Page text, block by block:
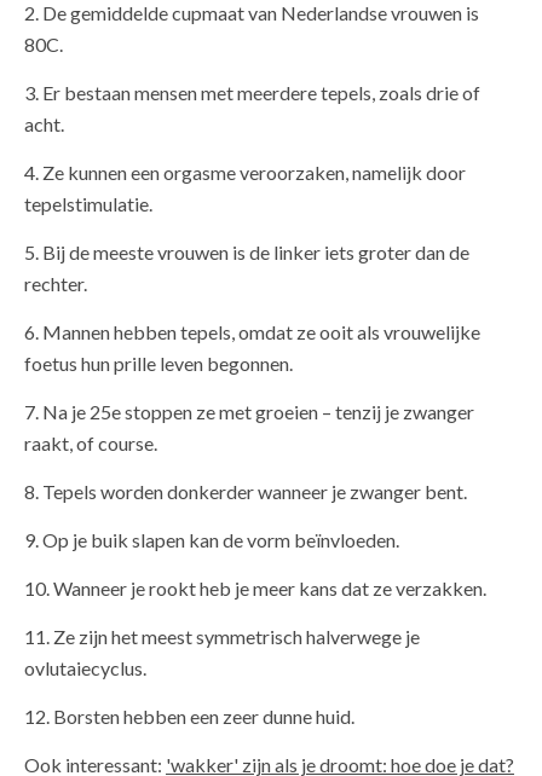
2. De gemiddelde cupmaat van Nederlandse vrouwen is
80C.
3. Er bestaan mensen met meerdere tepels, zoals drie of
acht.
4. Ze kunnen een orgasme veroorzaken, namelijk door
tepelstimulatie.
5. Bij de meeste vrouwen is de linker iets groter dan de
rechter.
6. Mannen hebben tepels, omdat ze ooit als vrouwelijke
foetus hun prille leven begonnen.
7. Na je 25e stoppen ze met groeien – tenzij je zwanger
raakt, of course.
8. Tepels worden donkerder wanneer je zwanger bent.
9. Op je buik slapen kan de vorm beïnvloeden.
10. Wanneer je rookt heb je meer kans dat ze verzakken.
11. Ze zijn het meest symmetrisch halverwege je
ovlutaiecyclus.
12. Borsten hebben een zeer dunne huid.
Ook interessant: 'wakker' zijn als je droomt: hoe doe je dat?